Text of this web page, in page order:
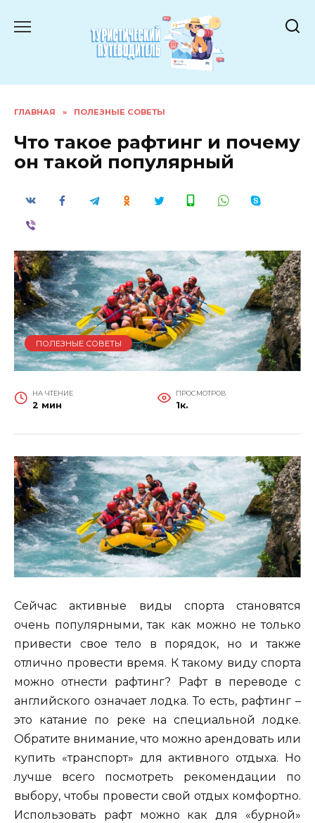
ГЛАВНАЯ » ПОЛЕЗНЫЕ СОВЕТЫ
Что такое рафтинг и почему
он такой популярный
ПОЛЕЗНЫЕ СОВЕТЫ
НА ЧТЕНИЕ
2 мин
ПРОСМОТРОВ
1к.
Сейчас активные виды спорта становятся
очень популярными, так как можно не только
привести свое тело в порядок, но и также
отлично провести время. К такому виду спорта
можно отнести рафтинг? Рафт в переводе с
английского означает лодка. То есть, рафтинг –
это катание по реке на специальной лодке.
Обратите внимание, что можно арендовать или
купить «транспорт» для активного отдыха. Но
лучше всего посмотреть рекомендации по
выбору, чтобы провести свой отдых комфортно.
Использовать рафт можно как для «бурной»